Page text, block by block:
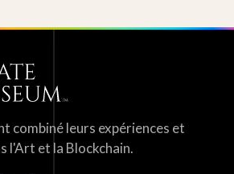
combiné leurs expériences et
l'Art et la Blockchain.